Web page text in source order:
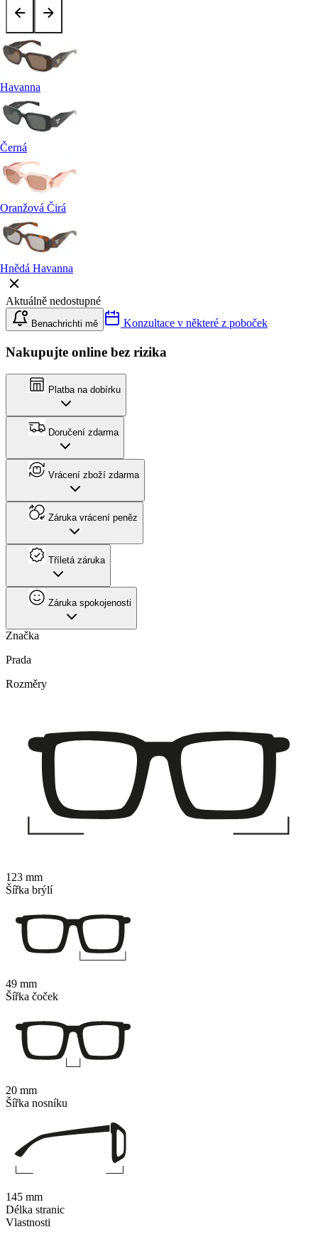
Havanna
Černá
Oranžová Čirá
Hnědá Havanna
Aktuálně nedostupné
Benachrichti mě Konzultace v některé z poboček
Nakupujte online bez rizika
Platba na dobírku
Doručení zdarma
Vrácení zboží zdarma
Záruka vrácení peněz
Tříletá záruka
Záruka spokojenosti
Značka
Prada
Vlastnosti
Rozměry
123 mm
Šířka brýlí
49 mm
Šířka čoček
20 mm
Šířka nosníku
145 mm
Délka stranic